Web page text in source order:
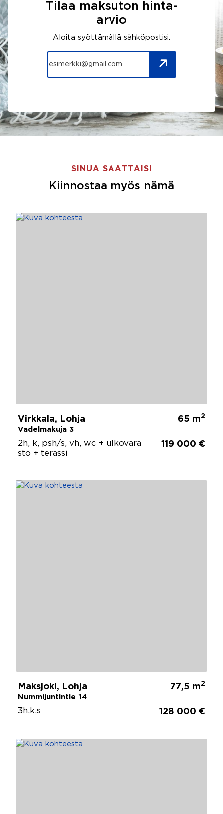
Tilaa maksuton hinta-
arvio
Aloita syöttämällä sähköpostisi.
SINUA SAATTAISI
Kiinnostaa myös nämä
Virkkala, Lohja
Vadelmakuja 3
65 m2
2h, k, psh/s, vh, wc + ulkovara
sto + terassi
119 000 €
Maksjoki, Lohja
Nummijuntintie 14
77,5 m2
3h,k,s 128 000 €